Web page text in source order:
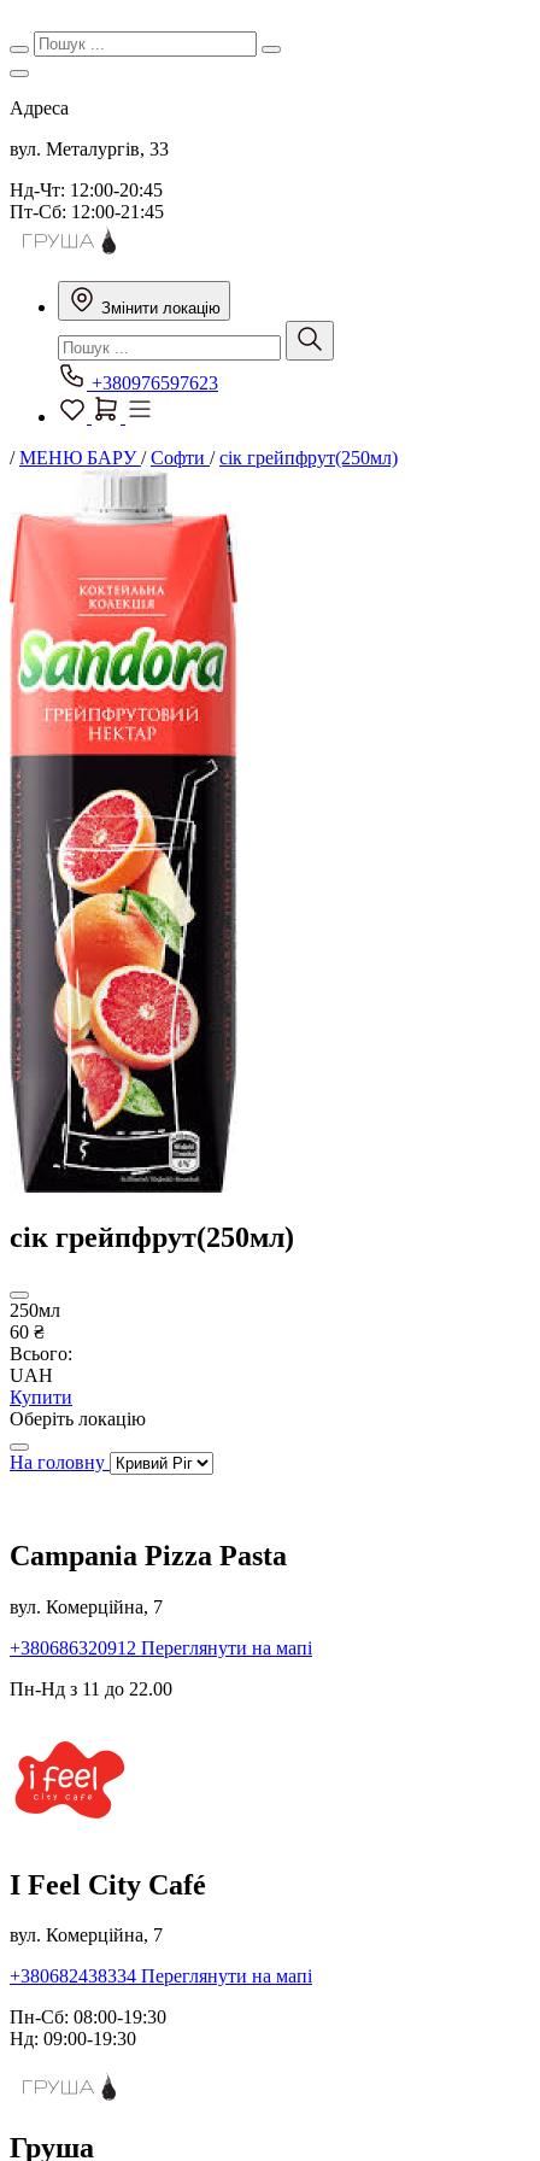
Адреса
вул. Металургів, 33
Нд-Чт: 12:00-20:45
Пт-Сб: 12:00-21:45
Змінити локацію
+380976597623
/МЕНЮ БАРУ/Софти /сік грейпфрут(250мл)
сік грейпфрут(250мл)
250мл
60 ₴
Всього:
UAH
Купити
Оберіть локацію
На головну
Campania Pizza Pasta
вул. Комерційна, 7
+380686320912 Переглянути на мапі
Пн-Нд з 11 до 22.00
I Feel City Café
вул. Комерційна, 7
+380682438334 Переглянути на мапі
Пн-Сб: 08:00-19:30
Нд: 09:00-19:30
Груша